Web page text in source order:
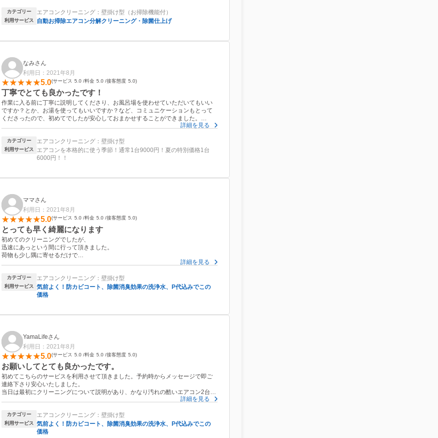
カテゴリー エアコンクリーニング：壁掛け型（お掃除機能付）
利用サービス 自動お掃除エアコン分解クリーニング・除菌仕上げ
なみさん
利用日：2021年8月
5.0 サービス 5.0 料金 5.0 接客態度 5.0
丁寧でとても良かったです！
作業に入る前に丁寧に説明してくださり、お風呂場を使わせていただいてもいい
ですか？とか、お湯を使ってもいいですか？など、コミュニケーションもとって
くださったので、初めてでしたが安心しておまかせすることができました。
お値段もリーズナブルで、相談したことへの対応策なども教えてくださり、大満
ぜひまた定期的にお願いしたいです！！
詳細を見る
カテゴリー エアコンクリーニング：壁掛け型
利用サービス
エアコンを本格的に使う季節！通常1台9000円！夏の特別価格1台
6000円！！
ママさん
利用日：2021年8月
5.0 サービス 5.0 料金 5.0 接客態度 5.0
とっても早く綺麗になります
初めてのクリーニングでしたが、
迅速にあっという間に行って頂きました。
荷物も少し隅に寄せるだけで
クリーニング後のクーラーは
いつもよりかなり温度が下がるようになりびっくりです。
迷っている方は、是非おすすめします。
詳細を見る
カテゴリー エアコンクリーニング：壁掛け型
利用サービス
気前よく！防カビコート、除菌消臭効果の洗浄水、P代込みでこの
価格
YamaLifeさん
利用日：2021年8月
5.0 サービス 5.0 料金 5.0 接客態度 5.0
お願いしてとても良かったです。
初めてこちらのサービスを利用させて頂きました。予約時からメッセージで即ご
連絡下さり安心いたしました。
当日は最初にクリーニングについて説明があり、かなり汚れの酷いエアコン2台を
２時間ほどで綺麗にしていただけました。クリーニング後のエアコンからの空気
えばお家の中で森林浴をしている様な感じです！お値段もお手頃だと感じます
し、何よりネット予約ができるのもとても助かります。みなさんにもシーライフ
さんを是非お勧めさせて頂きたいと思います。
詳細を見る
カテゴリー エアコンクリーニング：壁掛け型
利用サービス
気前よく！防カビコート、除菌消臭効果の洗浄水、P代込みでこの
価格